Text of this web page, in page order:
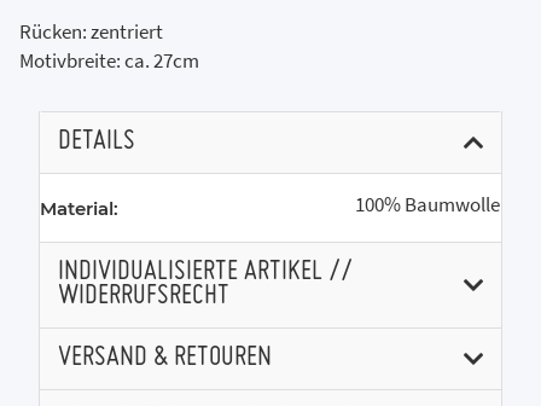
Rücken: zentriert
Motivbreite: ca. 27cm
DETAILS
Material: 100% Baumwolle
INDIVIDUALISIERTE ARTIKEL //
WIDERRUFSRECHT
VERSAND & RETOUREN